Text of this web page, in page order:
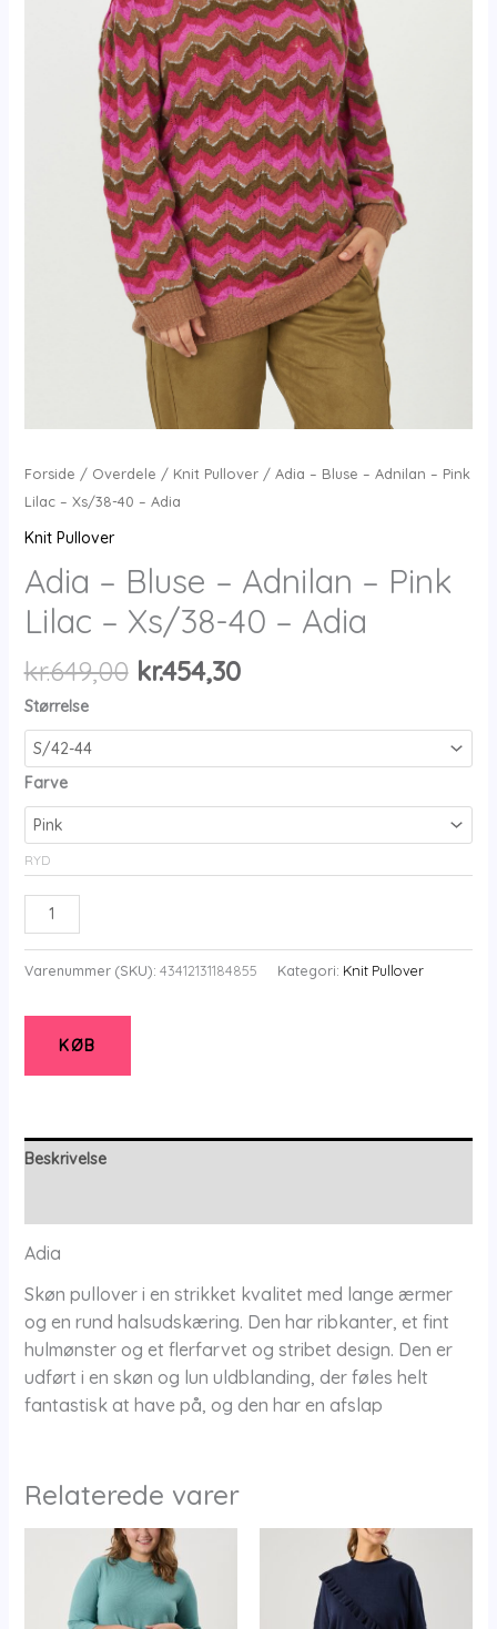
Forside / Overdele / Knit Pullover/ Adia – Bluse – Adnilan – Pink
Lilac – Xs/38-40 – Adia
Knit Pullover
Adia – Bluse – Adnilan – Pink
Lilac – Xs/38-40 – Adia
kr.649,00 Den
pris
kr.454,30Den
pris
Størrelse
Farve
RYD
Adia
-
Bluse
Adnilan
Pink
Xs/38-
Varenummer (SKU): 43412131184855 Kategori: Knit Pullover
KØB
Beskrivelse
Adia
Skøn pullover i en strikket kvalitet med lange ærmer
og en rund halsudskæring. Den har ribkanter, et fint
hulmønster og et flerfarvet og stribet design. Den er
udført i en skøn og lun uldblanding, der føles helt
fantastisk at have på, og den har en afslap
Relaterede varer